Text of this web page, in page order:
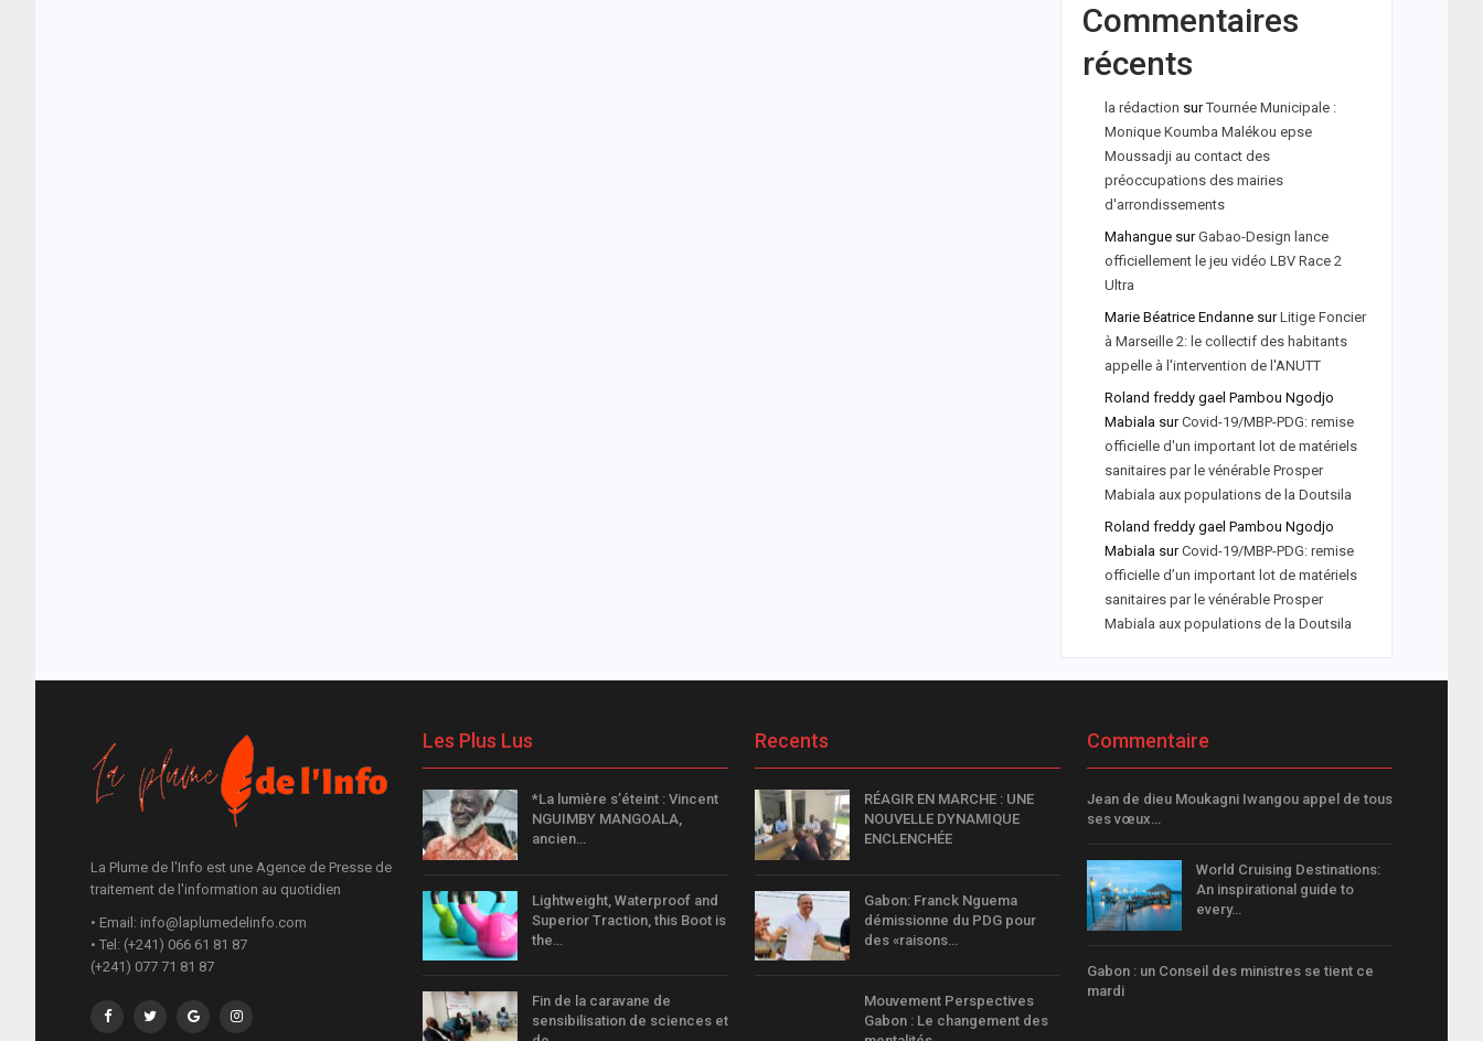
Commentaires
récents
la rédaction surTournée Municipale :
Monique Koumba Malékou epse
Moussadji au contact des
préoccupations des mairies
d'arrondissements
MahanguesurGabao-Design lance
officiellement le jeu vidéo LBV Race 2
Ultra
Marie Béatrice EndannesurLitige Foncier
à Marseille 2: le collectif des habitants
appelle à l'intervention de l'ANUTT
Roland freddy gael Pambou Ngodjo
MabialasurCovid-19/MBP-PDG: remise
officielle d'un important lot de matériels
sanitaires par le vénérable Prosper
Mabiala aux populations de la Doutsila
Roland freddy gael Pambou Ngodjo
MabialasurCovid-19/MBP-PDG: remise
officielle d’un important lot de matériels
sanitaires par le vénérable Prosper
Mabiala aux populations de la Doutsila
La Plume de l'Info est une Agence de Presse de
traitement de l'information au quotidien
• Email: info@laplumedelinfo.com
• Tel: (+241) 066 61 81 87
(+241) 077 71 81 87
Les Plus Lus
*La lumière s’éteint : Vincent
NGUIMBY MANGOALA,
ancien…
Lightweight, Waterproof and
Superior Traction, this Boot is
the…
Fin de la caravane de
sensibilisation de sciences et
Recents
RÉAGIR EN MARCHE : UNE
NOUVELLE DYNAMIQUE
ENCLENCHÉE
Gabon: Franck Nguema
démissionne du PDG pour
des «raisons…
Mouvement Perspectives
Gabon : Le changement des
Commentaire
Jean de dieu Moukagni Iwangou appel de tous
ses vœux…
World Cruising Destinations:
An inspirational guide to
every…
Gabon : un Conseil des ministres se tient ce
mardi